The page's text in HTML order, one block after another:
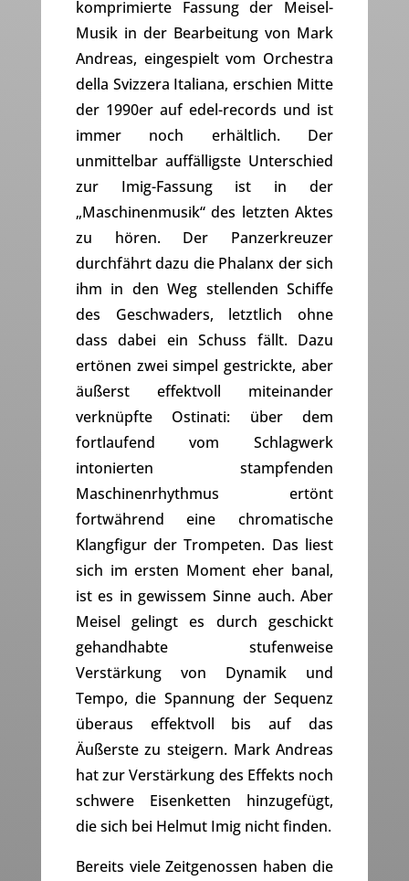
komprimierte Fassung der Meisel-
Musik in der Bearbeitung von Mark
Andreas, eingespielt vom Orchestra
della Svizzera Italiana, erschien Mitte
der 1990er auf edel-records und ist
immer noch erhältlich. Der
unmittelbar auffälligste Unterschied
zur Imig-Fassung ist in der
„Maschinenmusik“ des letzten Aktes
zu hören. Der Panzerkreuzer
durchfährt dazu die Phalanx der sich
ihm in den Weg stellenden Schiffe
des Geschwaders, letztlich ohne
dass dabei ein Schuss fällt. Dazu
ertönen zwei simpel gestrickte, aber
äußerst effektvoll miteinander
verknüpfte Ostinati: über dem
fortlaufend vom Schlagwerk
intonierten stampfenden
Maschinenrhythmus ertönt
fortwährend eine chromatische
Klangfigur der Trompeten. Das liest
sich im ersten Moment eher banal,
ist es in gewissem Sinne auch. Aber
Meisel gelingt es durch geschickt
gehandhabte stufenweise
Verstärkung von Dynamik und
Tempo, die Spannung der Sequenz
überaus effektvoll bis auf das
Äußerste zu steigern. Mark Andreas
hat zur Verstärkung des Effekts noch
schwere Eisenketten hinzugefügt,
die sich bei Helmut Imig nicht finden.
Bereits viele Zeitgenossen haben die